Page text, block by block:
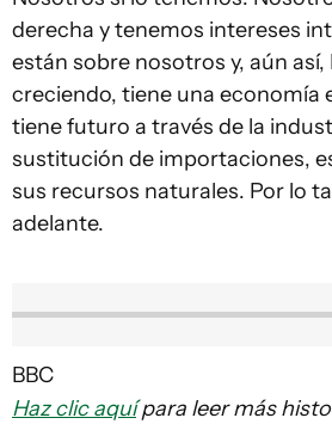
derecha y tenemos intereses
están sobre nosotros y, aún así,
creciendo, tiene una economía
tiene futuro a través de la
sustitución de importaciones,
sus recursos naturales. Por lo
adelante.
BBC
Haz clic aquípara leer más